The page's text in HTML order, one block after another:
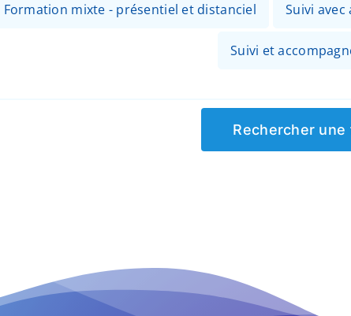
Formation mixte - présentiel et distanciel Suivi
Suivi et
Rechercher